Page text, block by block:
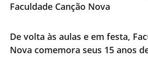
Faculdade Canção Nova
De volta às aulas e em festa,
Nova comemora seus 15 anos